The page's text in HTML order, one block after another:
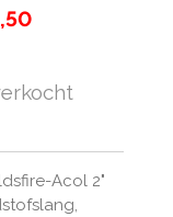
Acol 2"